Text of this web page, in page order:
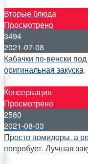
Вторые блюда
Просмотрено
3494
2021-07-08
Кабачки по-венски
оригинальная закуска
Консервация
Просмотрено
2580
2021-08-03
Просто помидоры, а
попробует. Лучшая